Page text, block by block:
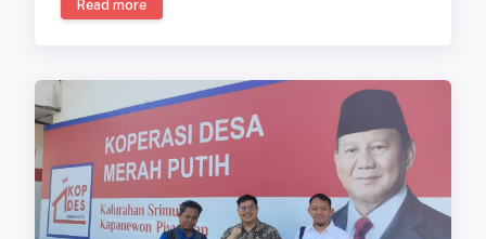
Read more